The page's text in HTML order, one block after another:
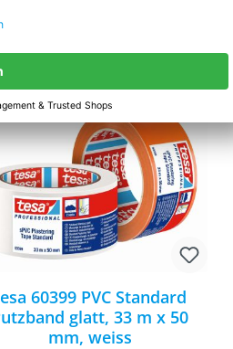
60399 PVC Standard
glatt, 33 m x 50
mm, weiss